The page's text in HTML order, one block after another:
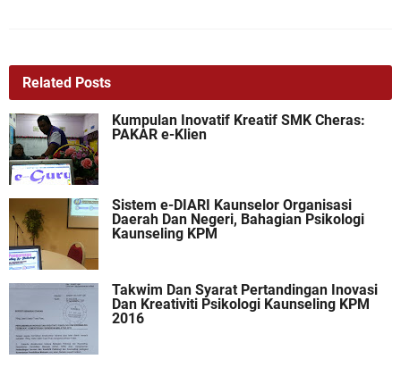
Related Posts
Kumpulan Inovatif Kreatif SMK Cheras:
PAKAR e-Klien
Sistem e-DIARI Kaunselor Organisasi
Daerah Dan Negeri, Bahagian Psikologi
Kaunseling KPM
Takwim Dan Syarat Pertandingan Inovasi
Dan Kreativiti Psikologi Kaunseling KPM
2016